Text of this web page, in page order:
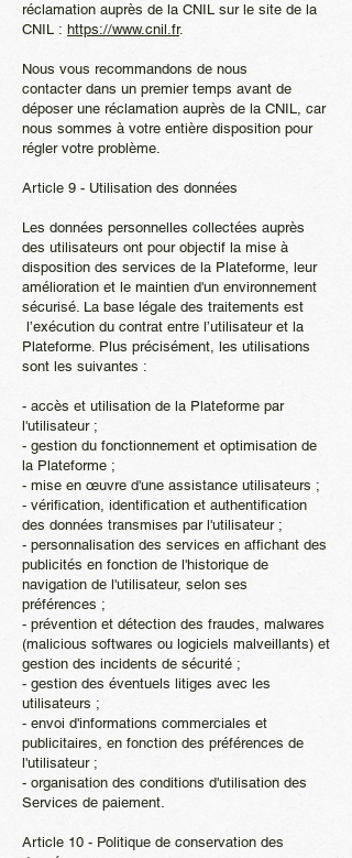
réclamation auprès de la CNIL sur le site de la
CNIL : https://www.cnil.fr.
Nous vous recommandons de nous
contacter dans un premier temps avant de
déposer une réclamation auprès de la CNIL, car
nous sommes à votre entière disposition pour
régler votre problème.
Article 9 - Utilisation des données
Les données personnelles collectées auprès
des utilisateurs ont pour objectif la mise à
disposition des services de la Plateforme, leur
amélioration et le maintien d'un environnement
sécurisé. La base légale des traitements est
l’exécution du contrat entre l’utilisateur et la
Plateforme. Plus précisément, les utilisations
sont les suivantes :
- accès et utilisation de la Plateforme par
l'utilisateur ;
- gestion du fonctionnement et optimisation de
la Plateforme ;
- mise en œuvre d'une assistance utilisateurs ;
- vérification, identification et authentification
des données transmises par l'utilisateur ;
- personnalisation des services en affichant des
publicités en fonction de l'historique de
navigation de l'utilisateur, selon ses
préférences ;
- prévention et détection des fraudes, malwares
(malicious softwares ou logiciels malveillants) et
gestion des incidents de sécurité ;
- gestion des éventuels litiges avec les
utilisateurs ;
- envoi d'informations commerciales et
publicitaires, en fonction des préférences de
l'utilisateur ;
- organisation des conditions d'utilisation des
Services de paiement.
Article 10 - Politique de conservation des